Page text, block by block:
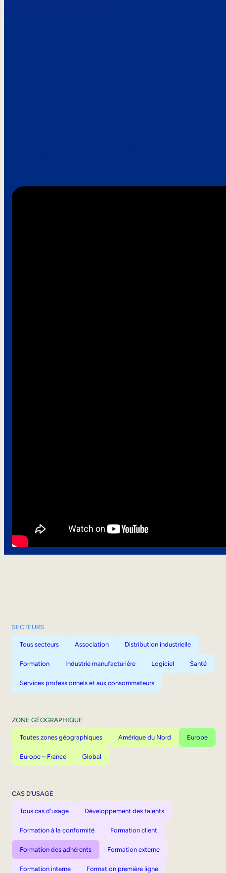
SECTEURS
Tous secteurs Association Distribution industrielle
Formation Industrie manufacturière Logiciel Santé
Services professionnels et aux consommateurs
ZONE GÉOGRAPHIQUE
Toutes zones géographiques Amérique du Nord Europe
Europe – France Global
CAS D’USAGE
Tous cas d'usage Développement des talents
Formation à la conformité Formation client
Formation des adhérents Formation externe
Formation interne Formation première ligne